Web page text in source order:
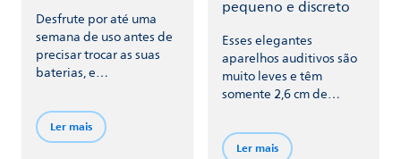
Desfrute por até uma
semana de uso antes de
precisar trocar as suas
baterias, e
baterias novas quando
as antigas estiverem
gastas.
Ler mais
pequeno e discreto
Esses elegantes
aparelhos auditivos são
muito leves e têm
somente 2,6 cm de
cm de largura (0,39 pol.).
Ler mais